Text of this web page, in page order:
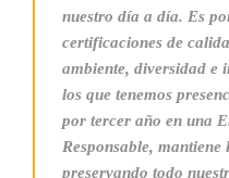
nuestro día a día. Es
certificaciones de
ambiente, diversidad e
los que tenemos
por tercer año en una
Responsable,
preservando todo